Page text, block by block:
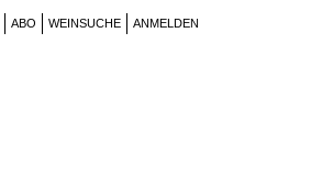
ABO WEINSUCHE ANMELDEN